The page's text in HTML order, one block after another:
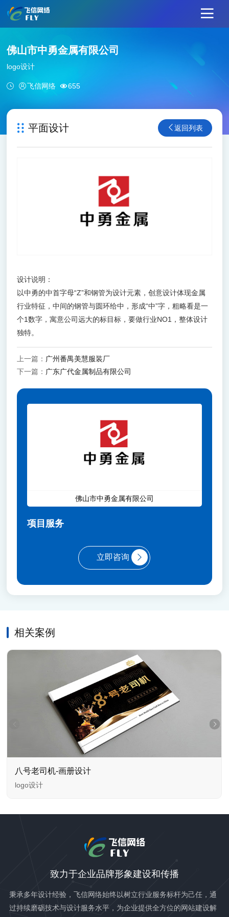
佛山市中勇金属有限公司
logo设计
飞信网络 655
平面设计 返回列表
设计说明：
以中勇的中首字母“Z”和钢管为设计元素，创意设计体现金属
行业特征，中间的钢管与圆环给中，形成“中”字，粗略看是一
个1数字，寓意公司远大的标目标，要做行业NO1，整体设计
独特。
上一篇： 广州番禺美慧服装厂
下一篇： 广东广代金属制品有限公司
佛山市中勇金属有限公司
项目服务
立即咨询
相关案例
八号老司机-画册设计
logo设计
致力于企业品牌形象建设和传播
秉承多年设计经验，飞信网络始终以树立行业服务标杆为己任，通
过持续磨砺技术与设计服务水平，为企业提供全方位的网站建设解